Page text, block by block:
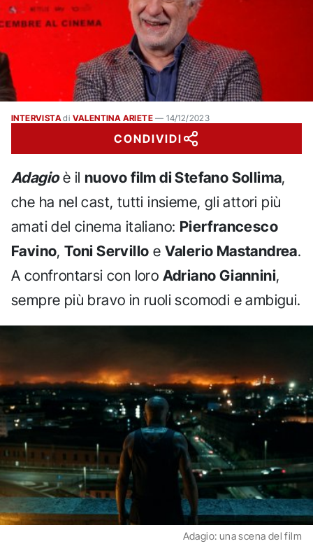
INTERVISTAdi VALENTINA ARIETE —14/12/2023
CONDIVIDI
Adagioè il nuovo film di Stefano Sollima,
che ha nel cast, tutti insieme, gli attori più
amati del cinema italiano: Pierfrancesco
Favino,Toni Servillo e Valerio Mastandrea.
A confrontarsi con loro Adriano Giannini,
sempre più bravo in ruoli scomodi e ambigui.
Adagio: una scena del film